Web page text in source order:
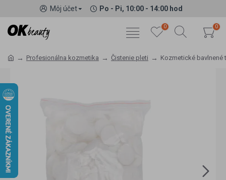
Môj účet Po - Pi, 10:00 - 14:00 hod
0 0
Profesionálna kozmetika Čistenie pleti Kozmetické bavlnené